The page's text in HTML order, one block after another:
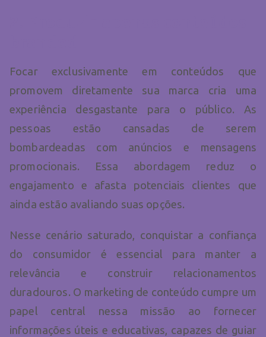
Focar exclusivamente em conteúdos que
promovem diretamente sua marca cria uma
experiência desgastante para o público. As
pessoas estão cansadas de serem
bombardeadas com anúncios e mensagens
promocionais. Essa abordagem reduz o
engajamento e afasta potenciais clientes que
ainda estão avaliando suas opções.
Nesse cenário saturado, conquistar a confiança
do consumidor é essencial para manter a
relevância e construir relacionamentos
duradouros. O marketing de conteúdo cumpre um
papel central nessa missão ao fornecer
informações úteis e educativas, capazes de guiar